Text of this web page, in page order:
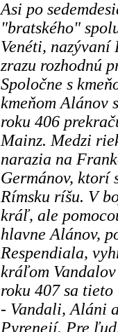
Asi po
"bratského"
Venéti, nazývaní
zrazu rozhodnú
Spoločne s
kmeňom Alánov
roku 406
Mainz. Medzi
narazia na
Germánov, ktorí
Rímsku ríšu. V
kráľ, ale
hlavne Alánov,
Respendiala,
kráľom
roku 407 sa
- Vandali, Aláni
Pyrenejí. Pre